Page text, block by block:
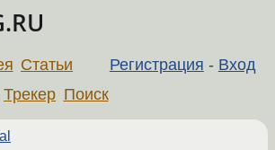
Регистрация - Вход
Статьи
Трекер Поиск